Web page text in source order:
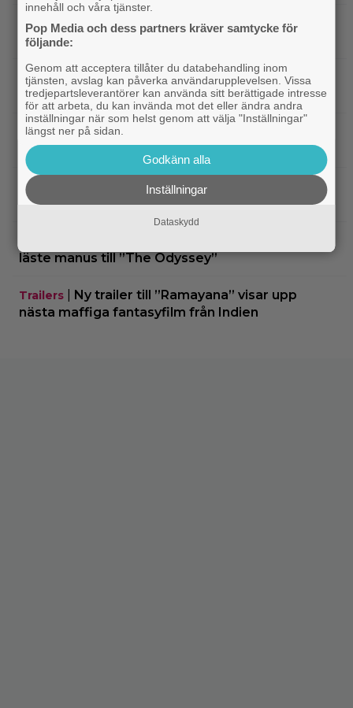
Casting|Jim Carrey klar för ny långfilm –
baserad på älskad animerad serie
Casting |Från ”Heartstopper” till ”X-Men”? Kit
Connor kan bli nye Cyclops
Bioaktuellt|Nya svenska filmen kallas ”årets
charmigaste komedi” – nu på bio
DC
Tidernas 30 bästa superhjältefilmer listade
– ”The Dark Knight” på plats 3
läste manus till ”The Odyssey”
Trailers
Ny trailer till ”Ramayana” visar upp
nästa maffiga fantasyfilm från Indien
innehåll och våra tjänster.
Pop Media och dess partners kräver samtycke för
följande:
Genom att acceptera tillåter du databehandling inom
tjänsten, avslag kan påverka användarupplevelsen. Vissa
tredjepartsleverantörer kan använda sitt berättigade intresse
för att arbeta, du kan invända mot det eller ändra andra
inställningar när som helst genom att välja "Inställningar"
längst ner på sidan.
Godkänn alla
Inställningar
Dataskydd